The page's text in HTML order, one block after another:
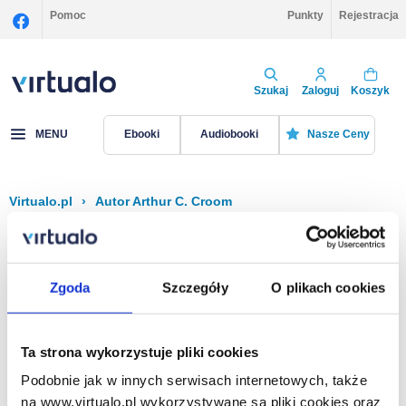
Zgoda Szczegóły O plikach cookies
Ta strona wykorzystuje pliki cookies
Podobnie jak w innych serwisach internetowych, także
na www.virtualo.pl wykorzystywane są pliki cookies oraz
Pomoc Punkty Rejestracja
Szukaj Zaloguj Koszyk
MENU Ebooki Audiobooki Nasze Ceny
Virtualo.pl › Autor Arthur C. Croom
Filtruj Sortuj
Na stronie